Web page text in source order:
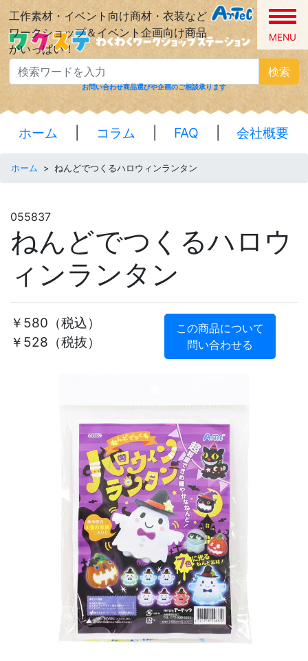
工作素材・イベント向け商材・衣装など
ワークショップ＆イベント企画向け商品
がいっぱい！
MENU
検索
お問い合わせ商品選びや企画のご相談承ります
ホーム コラム FAQ 会社概要
ホーム > ねんどでつくるハロウィンランタン
055837
ねんどでつくるハロウ
ィンランタン
￥580 （税込）
￥528（税抜）
この商品について
問い合わせる